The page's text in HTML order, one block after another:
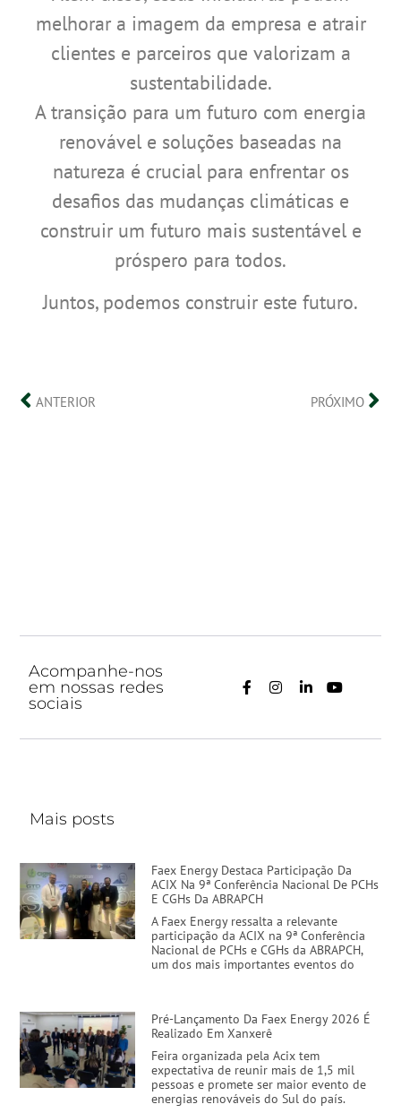
melhorar a imagem da empresa e atrair
clientes e parceiros que valorizam a
sustentabilidade.
A transição para um futuro com energia
renovável e soluções baseadas na
natureza é crucial para enfrentar os
desafios das mudanças climáticas e
construir um futuro mais sustentável e
próspero para todos.
Juntos, podemos construir este futuro.
ANTERIOR PRÓXIMO
Acompanhe-nos
em nossas redes
sociais
Mais posts
Faex Energy Destaca Participação Da
ACIX Na 9ª Conferência Nacional De PCHs
E CGHs Da ABRAPCH
A Faex Energy ressalta a relevante
participação da ACIX na 9ª Conferência
Nacional de PCHs e CGHs da ABRAPCH,
um dos mais importantes eventos do
Pré-Lançamento Da Faex Energy 2026 É
Realizado Em Xanxerê
Feira organizada pela Acix tem
expectativa de reunir mais de 1,5 mil
pessoas e promete ser maior evento de
energias renováveis do Sul do país.